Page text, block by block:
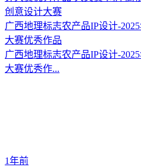
广西地理标志农产品IP设计-
大赛优秀作品
广西地理标志农产品IP设计-
大赛优秀作...
1年前